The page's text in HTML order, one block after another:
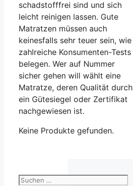
schadstofffrei sind und sich
leicht reinigen lassen. Gute
Matratzen müssen auch
keinesfalls sehr teuer sein, wie
zahlreiche Konsumenten-Tests
belegen. Wer auf Nummer
sicher gehen will wählt eine
Matratze, deren Qualität durch
ein Gütesiegel oder Zertifikat
nachgewiesen ist.
Keine Produkte gefunden.
Suche